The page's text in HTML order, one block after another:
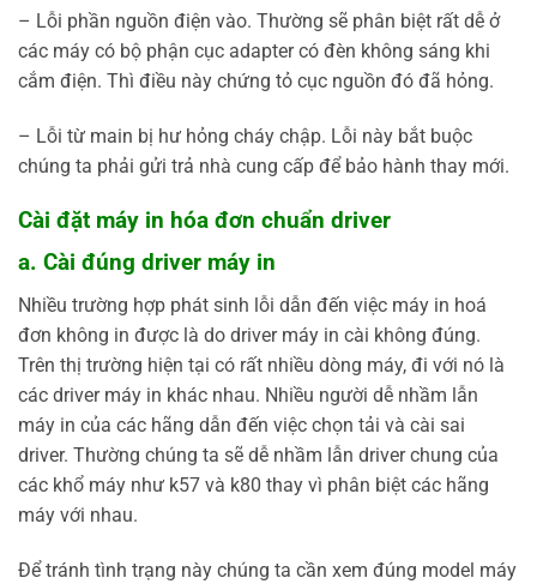
– Lỗi phần nguồn điện vào. Thường sẽ phân biệt rất dễ ở
các máy có bộ phận cục adapter có đèn không sáng khi
cắm điện. Thì điều này chứng tỏ cục nguồn đó đã hỏng.
– Lỗi từ main bị hư hỏng cháy chập. Lỗi này bắt buộc
chúng ta phải gửi trả nhà cung cấp để bảo hành thay mới.
Cài đặt máy in hóa đơn chuẩn driver
a. Cài đúng driver máy in
Nhiều trường hợp phát sinh lỗi dẫn đến việc máy in hoá
đơn không in được là do driver máy in cài không đúng.
Trên thị trường hiện tại có rất nhiều dòng máy, đi với nó là
các driver máy in khác nhau. Nhiều người dễ nhầm lẫn
máy in của các hãng dẫn đến việc chọn tải và cài sai
driver. Thường chúng ta sẽ dễ nhầm lẫn driver chung của
các khổ máy như k57 và k80 thay vì phân biệt các hãng
máy với nhau.
Để tránh tình trạng này chúng ta cần xem đúng model máy